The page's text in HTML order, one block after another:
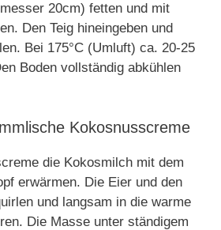
20cm) fetten und mit
Den Teig hineingeben und
Bei 175°C (Umluft) ca. 20-25
Boden vollständig abkühlen
Kokosnusscreme
die Kokosmilch mit dem
erwärmen. Die Eier und den
und langsam in die warme
Die Masse unter ständigem